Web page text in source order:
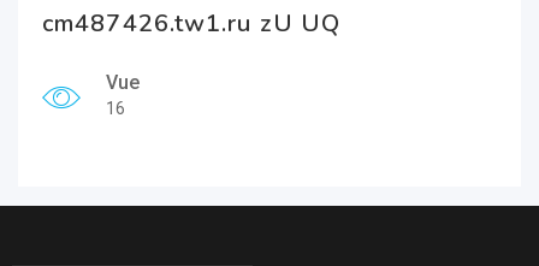
cm487426.tw1.ru zU UQ
Vue
16